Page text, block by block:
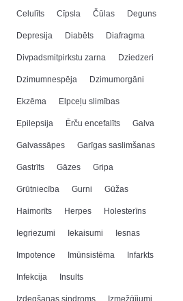
Celulīts Cīpsla Čūlas Deguns
Depresija Diabēts Diafragma
Divpadsmitpirkstu zarna Dziedzeri
Dzimumnespēja Dzimumorgāni
Ekzēma Elpceļu slimības
Epilepsija Ērču encefalīts Galva
Galvassāpes Garīgas saslimšanas
Gastrīts Gāzes Gripa
Grūtniecība Gurni Gūžas
Haimorīts Herpes Holesterīns
Iegriezumi Iekaisumi Iesnas
Impotence Imūnsistēma Infarkts
Infekcija Insults
Izdegšanas sindroms Izmežģījumi